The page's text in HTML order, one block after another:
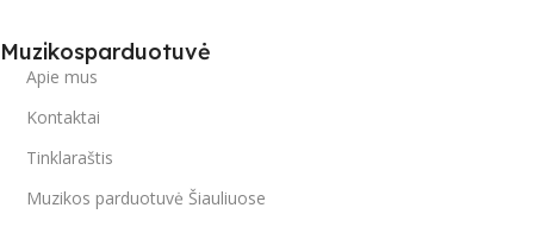
Muzikosparduotuvė
Apie mus
Kontaktai
Tinklaraštis
Muzikos parduotuvė Šiauliuose